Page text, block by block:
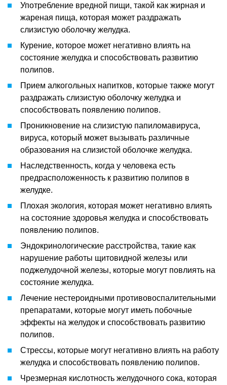
Употребление вредной пищи, такой как жирная и
жареная пища, которая может раздражать
слизистую оболочку желудка.
Курение, которое может негативно влиять на
состояние желудка и способствовать развитию
полипов.
Прием алкогольных напитков, которые также могут
раздражать слизистую оболочку желудка и
способствовать появлению полипов.
Проникновение на слизистую папиломавируса,
вируса, который может вызывать различные
образования на слизистой оболочке желудка.
Наследственность, когда у человека есть
предрасположенность к развитию полипов в
желудке.
Плохая экология, которая может негативно влиять
на состояние здоровья желудка и способствовать
появлению полипов.
Эндокринологические расстройства, такие как
нарушение работы щитовидной железы или
поджелудочной железы, которые могут повлиять на
состояние желудка.
Лечение нестероидными противовоспалительными
препаратами, которые могут иметь побочные
эффекты на желудок и способствовать развитию
полипов.
Стрессы, которые могут негативно влиять на работу
желудка и способствовать появлению полипов.
Чрезмерная кислотность желудочного сока, которая